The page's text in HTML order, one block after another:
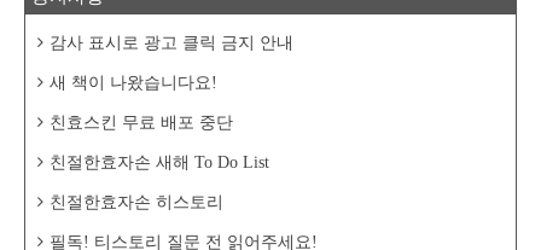
감사 표시로 광고 클릭 금지 안내
새 책이 나왔습니다요!
친효스킨 무료 배포 중단
친절한효자손 새해 To Do List
친절한효자손 히스토리
필독! 티스토리 질문 전 읽어주세요!